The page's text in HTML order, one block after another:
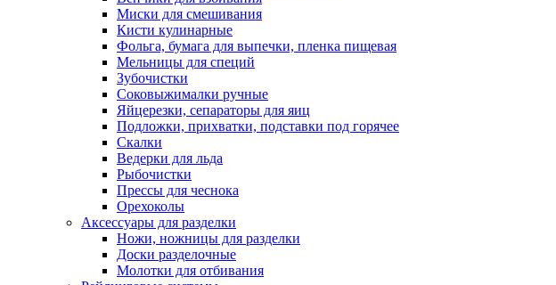
Миски для смешивания
Кисти кулинарные
Фольга, бумага для выпечки, пленка пищевая
Мельницы для специй
Зубочистки
Соковыжималки ручные
Яйцерезки, сепараторы для яиц
Подложки, прихватки, подставки под горячее
Скалки
Ведерки для льда
Рыбочистки
Прессы для чеснока
Орехоколы
Аксессуары для разделки
Ножи, ножницы для разделки
Доски разделочные
Молотки для отбивания